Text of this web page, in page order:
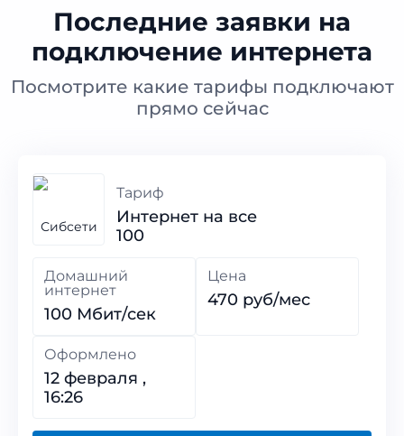
Последние заявки на
подключение интернета
Посмотрите какие тарифы подключают
прямо сейчас
Тариф
Интернет на все
100
Домашний
интернет
100 Мбит/сек
Цена
470 руб/мес
Оформлено
12 февраля ,
16:26